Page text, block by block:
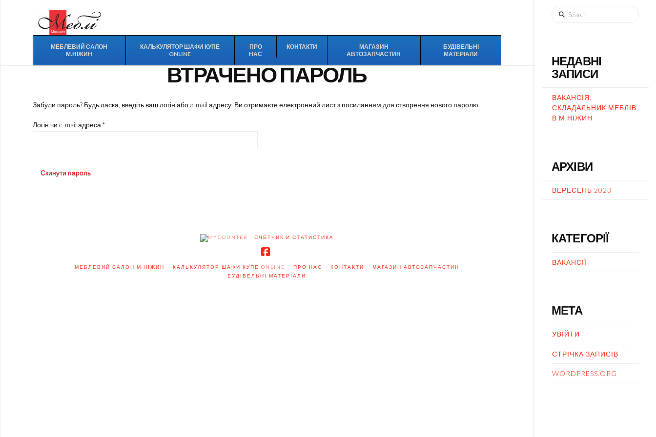
МЕБЛЕВИЙ САЛОН
М.НІЖИН
КАЛЬКУЛЯТОР ШАФИ КУПЕ
ONLINE
ПРО
НАС
КОНТАКТИ
МАГАЗИН
АВТОЗАПЧАСТИН
БУДІВЕЛЬНІ
МАТЕРІАЛИ
ВТРАЧЕНО ПАРОЛЬ
Забули пароль? Будь ласка, введіть ваш логін або e-mail адресу. Ви отримаєте електронний лист з посиланням для створення нового паролю.
Логін чи e-mail адреса *Обов’язкове
Скинути пароль
Search
НЕДАВНІ
ЗАПИСИ
ВАКАНСІЯ:
СКЛАДАЛЬНИК МЕБЛІВ
В М.НІЖИН
АРХІВИ
ВЕРЕСЕНЬ 2023
КАТЕГОРІЇ
ВАКАНСІЇ
МЕТА
УВІЙТИ
СТРІЧКА ЗАПИСІВ
WORDPRESS.ORG
МЕБЛЕВИЙ САЛОН М.НІЖИН КАЛЬКУЛЯТОР ШАФИ КУПЕ ONLINE ПРО НАС КОНТАКТИ
МАГАЗИН АВТОЗАПЧАСТИН
БУДІВЕЛЬНІ МАТЕРІАЛИ